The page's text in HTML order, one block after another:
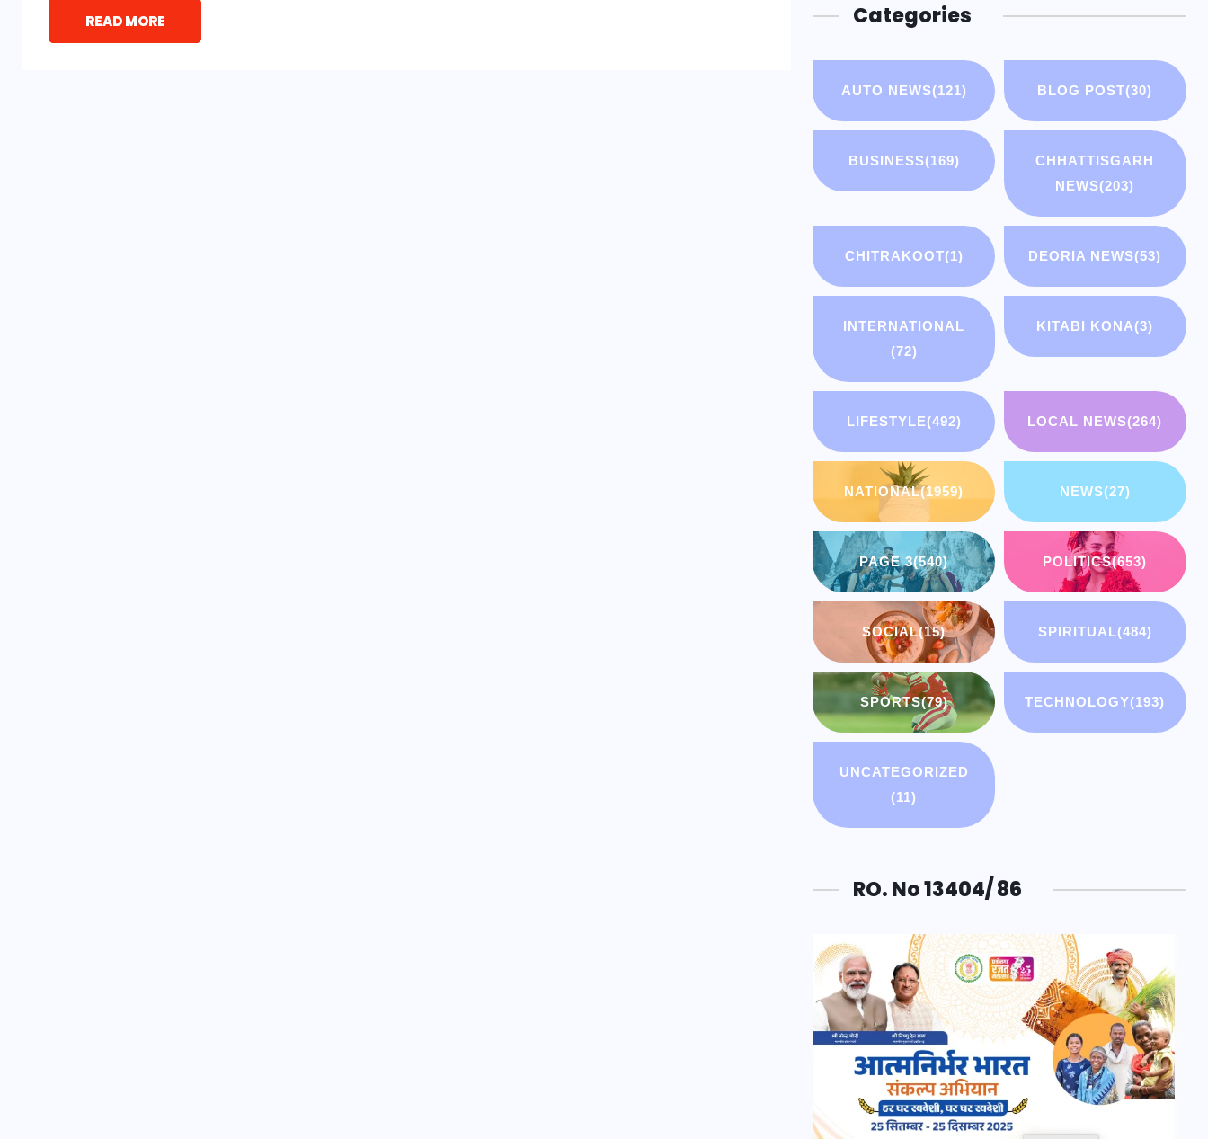
READ MORE Categories
AUTO NEWS(121) BLOG POST(30)
BUSINESS(169)
CHHATTISGARH
NEWS(203)
CHITRAKOOT(1) DEORIA NEWS(53)
INTERNATIONAL
(72)
KITABI KONA(3)
LIFESTYLE(492) LOCAL NEWS(264)
NATIONAL(1959) NEWS(27)
PAGE 3(540) POLITICS(653)
SOCIAL(15) SPIRITUAL(484)
SPORTS(79) TECHNOLOGY(193)
UNCATEGORIZED
(11)
RO. No 13404/ 86